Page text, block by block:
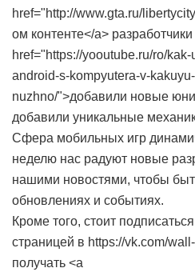
href="http://www.gta.ru/
ом контенте</a> разработчики
href="https://yooutube.ru/ro/
android-s-kompyutera-v-
nuzhno/">добавили новые
добавили уникальные
Сфера мобильных игр
неделю нас радуют новые
нашими новостями, чтобы
обновлениях и событиях.
Кроме того, стоит
страницей в https://vk.com/
получать <a